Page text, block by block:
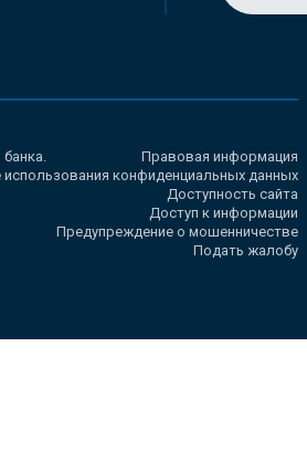
Правовая информация
конфиденциальных данных
Доступность сайта
Доступ к информации
Предупреждение о мошенничестве
Подать жалобу